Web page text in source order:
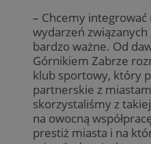
– Chcemy
wydarzeń
bardzo ważne. Od
Górnikiem Zabrze
klub sportowy, który
partnerskie z
skorzystaliśmy z
na owocną
prestiż miasta i na